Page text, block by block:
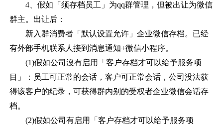
4、假如「须存档员工」为qq群管理，但被出让为微信
群主。出让后：
新入群消费者「默认设置允许」企业微信存档。已经
有外部手机联系人接到消息通知+微信小程序。
(1)假如公司沒有启用「客户存档才可以给予服务项
目」：员工可正常的会话，客户可正常会话，公司没法获
得该客户的纪录，可获得群内别的受权者企业微信会话存
档。
(2)假如公司有启用「客户存档才可以给予服务项